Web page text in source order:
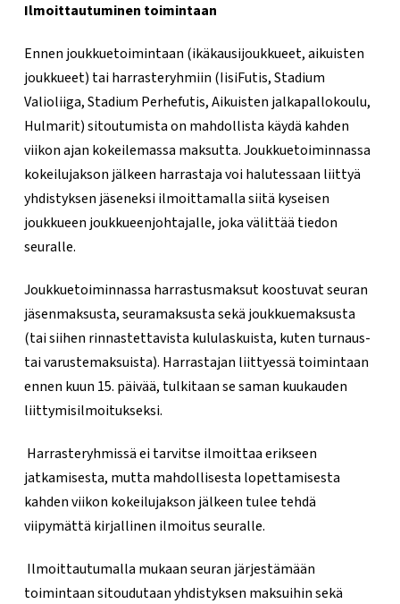
Ilmoittautuminen toimintaan
Ennen joukkuetoimintaan (ikäkausijoukkueet, aikuisten
joukkueet) tai harrasteryhmiin (IisiFutis, Stadium
Valioliiga, Stadium Perhefutis, Aikuisten jalkapallokoulu,
Hulmarit) sitoutumista on mahdollista käydä kahden
viikon ajan kokeilemassa maksutta. Joukkuetoiminnassa
kokeilujakson jälkeen harrastaja voi halutessaan liittyä
yhdistyksen jäseneksi ilmoittamalla siitä kyseisen
joukkueen joukkueenjohtajalle, joka välittää tiedon
seuralle.
Joukkuetoiminnassa harrastusmaksut koostuvat seuran
jäsenmaksusta, seuramaksusta sekä joukkuemaksusta
(tai siihen rinnastettavista kululaskuista, kuten turnaus-
tai varustemaksuista). Harrastajan liittyessä toimintaan
ennen kuun 15. päivää, tulkitaan se saman kuukauden
liittymisilmoitukseksi.
Harrasteryhmissä ei tarvitse ilmoittaa erikseen
jatkamisesta, mutta mahdollisesta lopettamisesta
kahden viikon kokeilujakson jälkeen tulee tehdä
viipymättä kirjallinen ilmoitus seuralle.
Ilmoittautumalla mukaan seuran järjestämään
toimintaan sitoudutaan yhdistyksen maksuihin sekä